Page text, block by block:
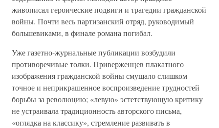
живописал героические подвиги и трагедии гражданской
войны. Почти весь партизанский отряд, руководимый
большевиками, в финале романа погибал.
Уже газетно-журнальные публикации возбудили
противоречивые толки. Приверженцев плакатного
изображения гражданской войны смущало слишком
точное и неприкрашенное воспроизведение трудностей
борьбы за революцию; «левую» эстетствующую критику
не устраивала традиционность авторского письма,
«оглядка на классику», стремление развивать в